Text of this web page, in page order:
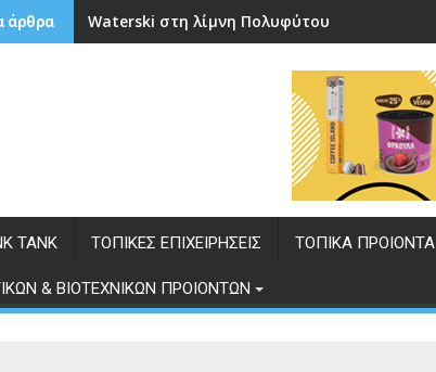
άρθρα Waterski στη λίμνη Πολυφύτου
TANK ΤΟΠΙΚΕΣ ΕΠΙΧΕΙΡΗΣΕΙΣ ΤΟΠΙΚΑ ΠΡΟΙΟΝΤΑ
& ΒΙΟΤΕΧΝΙΚΩΝ ΠΡΟΙΟΝΤΩΝ